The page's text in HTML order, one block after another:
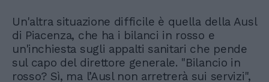
Un'altra situazione difficile è quella della Ausl
di Piacenza, che ha i bilanci in rosso e
un'inchiesta sugli appalti sanitari che pende
sul capo del direttore generale. "Bilancio in
rosso? Sì, ma l’Ausl non arretrerà sui servizi",